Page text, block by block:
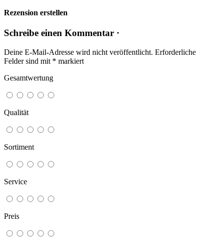
Rezension erstellen
Schreibe einen Kommentar ·
Deine E-Mail-Adresse wird nicht veröffentlicht. Erforderliche
Felder sind mit * markiert
Gesamtwertung
Qualität
Sortiment
Service
Preis